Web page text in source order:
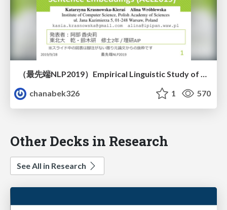
（最先端NLP2019）Empirical Linguistic Study of Sentence Embeddings
chanabek326
1 570
Other Decks in Research
See All in Research